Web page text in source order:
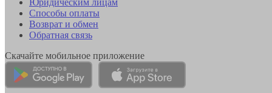
Способы оплаты
Возврат и обмен
Обратная связь
Скачайте мобильное приложение